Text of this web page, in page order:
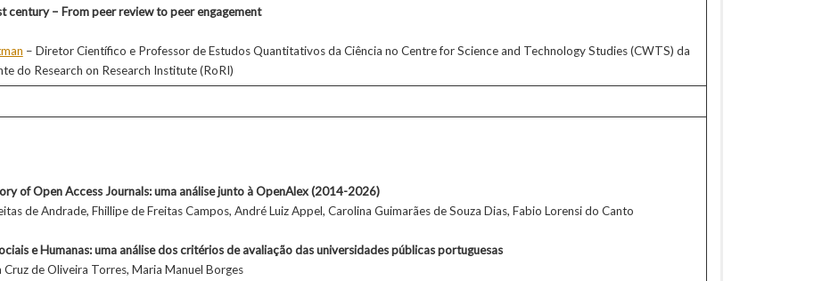
century – From peer review to peer engagement
– Diretor Científico e Professor de Estudos Quantitativos da Ciência no Centre for Science and Technology Studies (CWTS) da
do Research on Research Institute (RoRI)
of Open Access Journals: uma análise junto à OpenAlex (2014-2026)
de Andrade, Fhillipe de Freitas Campos, André Luiz Appel, Carolina Guimarães de Souza Dias, Fabio Lorensi do Canto
e Humanas: uma análise dos critérios de avaliação das universidades públicas portuguesas
de Oliveira Torres, Maria Manuel Borges